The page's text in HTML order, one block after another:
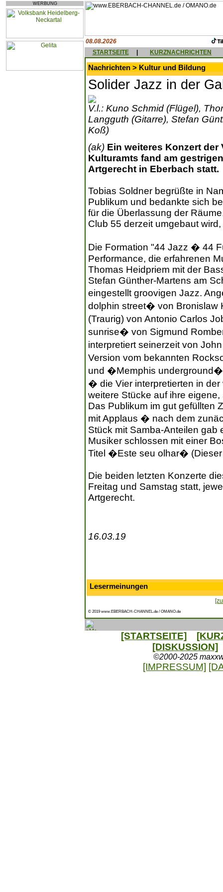
WERBUNG
08.08.2026
STARTSEITE
KURZNACHRICHTEN
Nachrichten > Kultur und Bildung
Solider Jazz in der
V.l.: Kuno Schmid (Flügel),
Langguth (Gitarre), Stefan
Koß)
(ak) Ein weiteres Konzert
Kulturamts fand am
Artgerecht in Eberbach statt.
Tobias Soldner begrüßte in
Publikum und bedankte sich
für die Überlassung der
Club 55 derzeit umgebaut
Die Formation "44 Jazz � 44
Performance, die erfahrenen
Thomas Heidpriem mit der
Stefan Günther-Martens am
eingestellt groovigen Jazz.
dolphin street� von
(Traurig) von Antonio Carlos
sunrise� von Sigmund
interpretiert seinerzeit von
Version vom bekannten
und �Memphis underground�
� die Vier interpretierten in
weitere Stücke auf ihre
Das Publikum im gut gefüllten
mit Applaus � nach dem
Stück mit Samba-Anteilen
Musiker schlossen mit einer
Titel �Este seu olhar� (Dieser
Die beiden letzten Konzerte
Freitag und Samstag statt,
Artgerecht.
16.03.19
Lesermeinungen
© 2019 www.EBERBACH-CHANNEL.de / OMANO.de
[STARTSEITE]
[DISKUSSION]
©2000-2025
[IMPRESSUM]